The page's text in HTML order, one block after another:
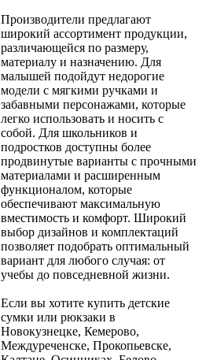
Производители предлагают
широкий ассортимент продукции,
различающейся по размеру,
материалу и назначению. Для
малышей подойдут недорогие
модели с мягкими ручками и
забавными персонажами, которые
легко использовать и носить с
собой. Для школьников и
подростков доступны более
продвинутые варианты с прочными
материалами и расширенным
функционалом, которые
обеспечивают максимальную
вместимость и комфорт. Широкий
выбор дизайнов и комплектаций
позволяет подобрать оптимальный
вариант для любого случая: от
учебы до повседневной жизни.
Если вы хотите купить детские
сумки или рюкзаки в
Новокузнецке, Кемерово,
Междуреченске, Прокопьевске,